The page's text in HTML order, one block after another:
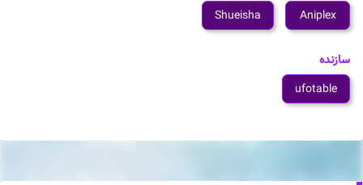
Aniplex
Shueisha
سازنده
ufotable